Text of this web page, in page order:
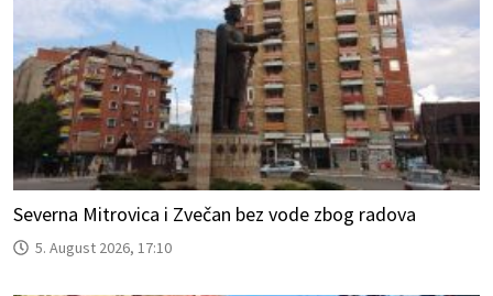
Severna Mitrovica i Zvečan bez vode zbog radova
5. August 2026, 17:10